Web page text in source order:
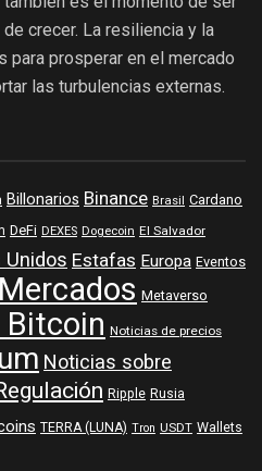
crecer. La resiliencia y la
para prosperar en el mercado
las turbulencias externas.
BillonariosBinance Brasil Cardano
DeFi DEXES Dogecoin El Salvador
EstafasEuropa Eventos
Metaverso
Noticias de precios
Noticias sobre
Ripple Rusia
TERRA (LUNA) Tron USDT Wallets